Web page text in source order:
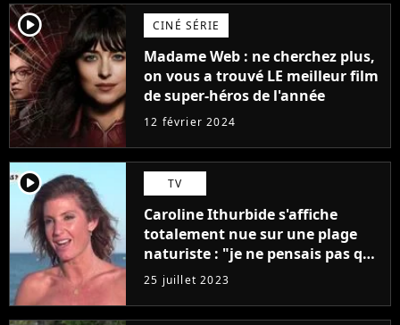
player2 CINÉ SÉRIE
Madame Web : ne cherchez plus,
on vous a trouvé LE meilleur film
de super-héros de l'année
12 février 2024
player2 TV
Caroline Ithurbide s'affiche
totalement nue sur une plage
naturiste : "je ne pensais pas que
j'arriverais à le faire..."
25 juillet 2023